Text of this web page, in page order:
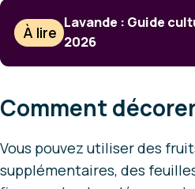
À lire
Lavande : Guide
2026
Comment
Vous pouvez utiliser des
supplémentaires, des